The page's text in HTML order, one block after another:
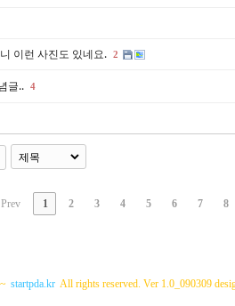
이런 사진도 있네요. 2
글.. 4
Prev 1 2 3 4 5 6 7 8
startpda.kr All rights reserved. Ver 1.0_090309